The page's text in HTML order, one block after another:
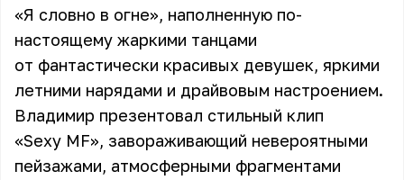
«Я словно в огне», наполненную по-
настоящему жаркими танцами
от фантастически красивых девушек, яркими
летними нарядами и драйвовым настроением.
Владимир презентовал стильный клип
«Sexy MF», завораживающий невероятными
пейзажами, атмосферными фрагментами